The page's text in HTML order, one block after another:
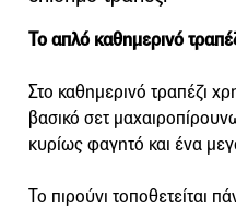
Το απλό καθημερινό
Στο καθημερινό τραπέζι
βασικό σετ
κυρίως φαγητό και ένα
Το πιρούνι τοποθετείται